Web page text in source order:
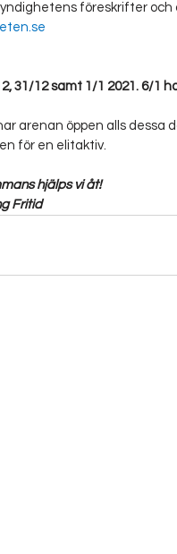
föreskrifter och
31/12 samt 1/1 2021. 6/1
arenan öppen alls
för en elitaktiv.
hjälps vi åt!
Fritid